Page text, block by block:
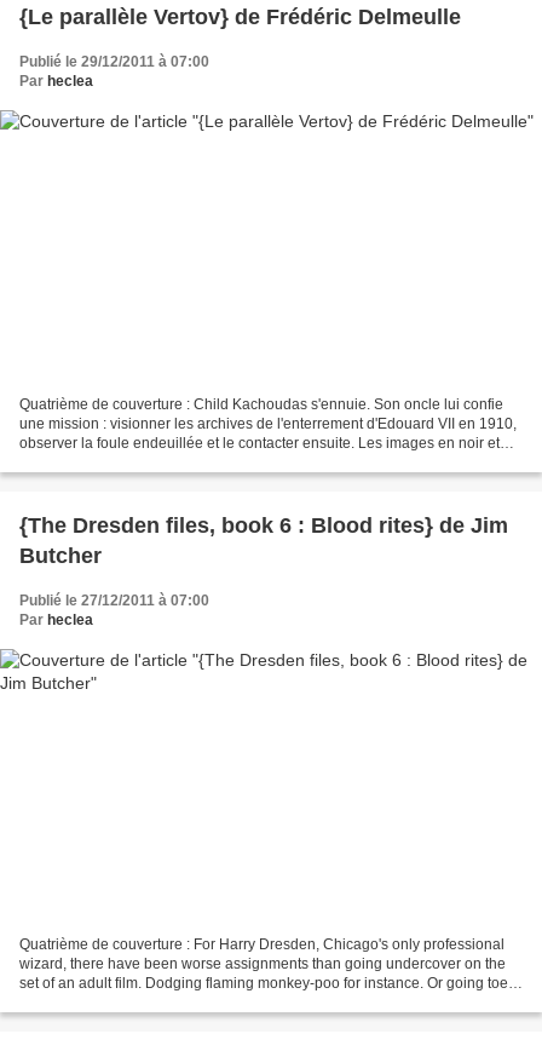
{Le parallèle Vertov} de Frédéric Delmeulle
Publié le 29/12/2011 à 07:00
Par heclea
Quatrième de couverture : Child Kachoudas s'ennuie. Son oncle lui confie
une mission : visionner les archives de l'enterrement d'Edouard VII en 1910,
observer la foule endeuillée et le contacter ensuite. Les images en noir et
{The Dresden files, book 6 : Blood rites} de Jim
Butcher
Publié le 27/12/2011 à 07:00
Par heclea
Quatrième de couverture : For Harry Dresden, Chicago's only professional
wizard, there have been worse assignments than going undercover on the
set of an adult film. Dodging flaming monkey-poo for instance. Or going toe-